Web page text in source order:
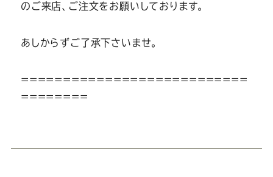
のご来店、ご注文をお願いしております。
あしからずご了承下さいませ。
===========================
========